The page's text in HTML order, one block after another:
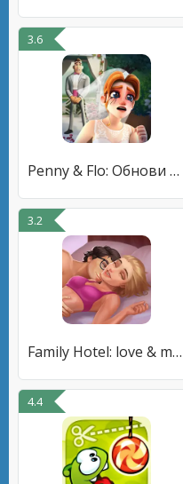
3.6
Penny & Flo: Обнови дом
3.2
Family Hotel: love & match-3
4.4